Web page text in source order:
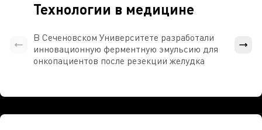
Технологии в медицине
В Сеченовском Университете разработали
инновационную ферментную эмульсию для
онкопациентов после резекции желудка